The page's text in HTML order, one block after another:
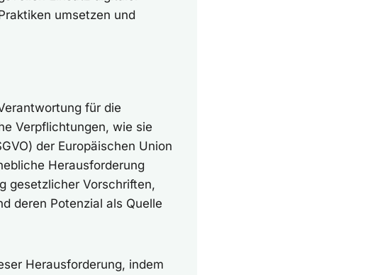
umsetzen und
für die
Verpflichtungen, wie sie
der Europäischen Union
Herausforderung
gesetzlicher Vorschriften,
deren Potenzial als Quelle
Herausforderung, indem